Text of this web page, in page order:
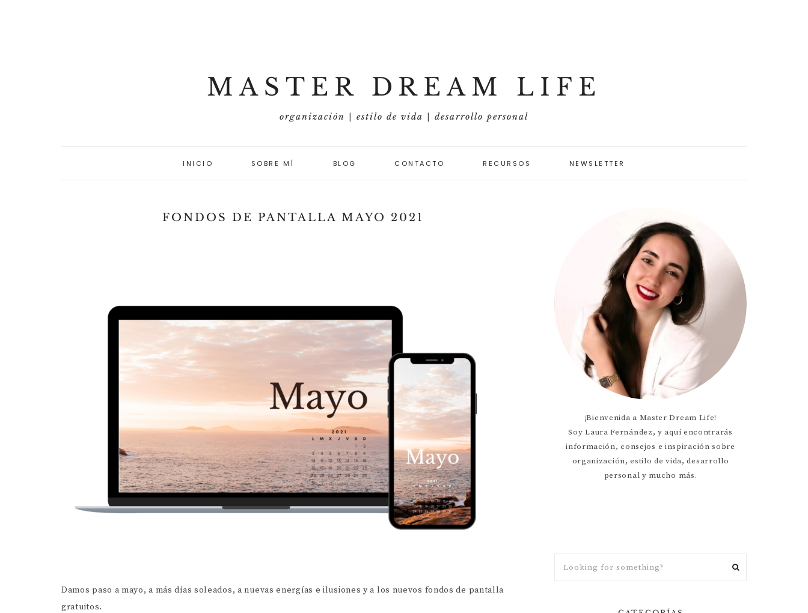
MASTER DREAM LIFE
organización | estilo de vida | desarrollo personal
INICIO SOBRE MÍ BLOG
CARRERA Y FINANZAS
CONTACTO RECURSOS NEWSLETTER
FONDOS DE PANTALLA MAYO 2021
Damos paso a mayo, a más días soleados, a nuevas energías e ilusiones y a los nuevos fondos de pantalla
gratuitos.
¡Bienvenida a Master Dream Life!
Soy Laura Fernández, y aquí encontrarás
información, consejos e inspiración sobre
organización, estilo de vida, desarrollo
personal y mucho más.